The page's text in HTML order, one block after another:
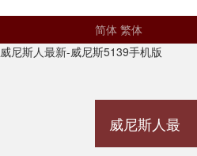
简体 繁体
威尼斯人最新-威尼斯5139手机版
威尼斯人最